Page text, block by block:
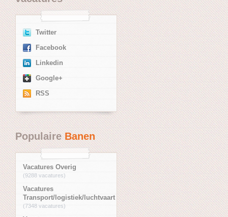
Twitter
Facebook
Linkedin
Google+
RSS
PopulaireBanen
Vacatures Overig
(9288 vacatures)
Vacatures
Transport/logistiek/luchtvaart
(7348 vacatures)